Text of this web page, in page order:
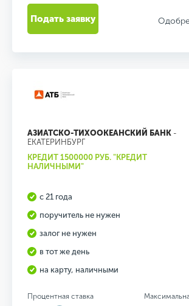
Подать заявку
АЗИАТСКО-ТИХООКЕАНСКИЙ БАНК -
ЕКАТЕРИНБУРГ
КРЕДИТ 1500000 РУБ. "КРЕДИТ
НАЛИЧНЫМИ"
с 21 года
поручитель не нужен
залог не нужен
в тот же день
на карту, наличными
Процентная ставка